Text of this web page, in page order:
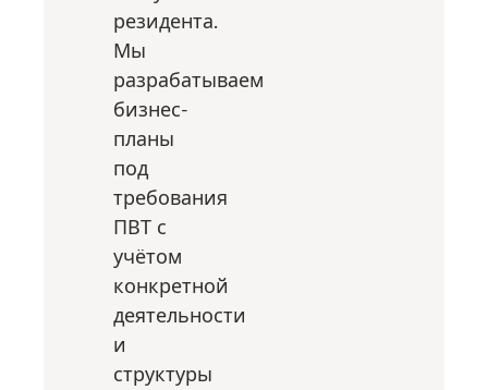
резидента.
Мы
разрабатываем
бизнес-
планы
под
требования
ПВТ с
учётом
конкретной
деятельности
и
структуры